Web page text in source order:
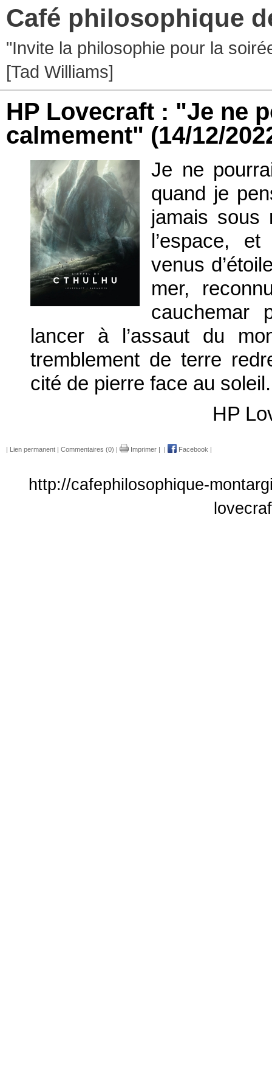
Café philosophique
"Invite la philosophie pour la
[Tad Williams]
HP Lovecraft : "Je ne
calmement" (14/12/
Je ne
quand je
jamais sous
l’espace,
venus
mer,
cauchemar
lancer à l’assaut du
tremblement de terre
cité de pierre face au soleil.
HP
| Lien permanent | Commentaires (0) | Imprimer | | Facebook |
http://cafephilosophique-